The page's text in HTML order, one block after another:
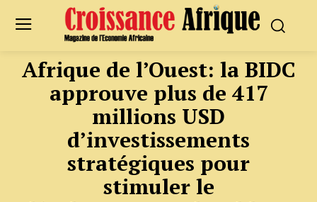
Afrique de l’Ouest: la BIDC
approuve plus de 417
millions USD
d’investissements
stratégiques pour
stimuler le